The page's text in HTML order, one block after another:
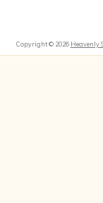
Copyright © 2026 Heavenly